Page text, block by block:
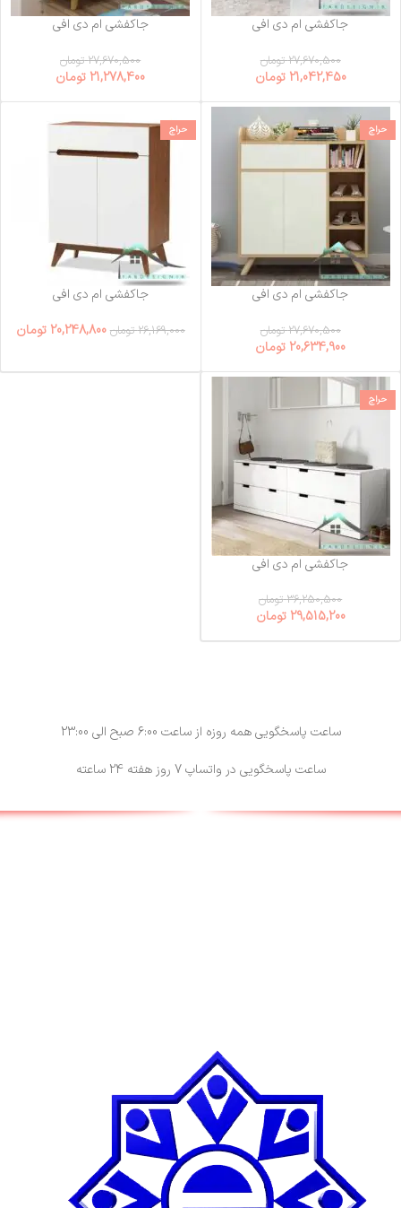
جاکفشی ام دی افی
27,670,500 تومان
21,042,450 تومان
جاکفشی ام دی افی
27,670,500 تومان
21,278,400 تومان
حراج
جاکفشی ام دی افی
27,670,500 تومان
20,634,900 تومان
حراج
جاکفشی ام دی افی
26,169,000 تومان 20,248,800 تومان
حراج
جاکفشی ام دی افی
36,250,500 تومان
29,515,200 تومان
ساعت پاسخگویی همه روزه از ساعت 6:00 صبح الی 23:00
ساعت پاسخگویی در واتساپ 7 روز هفته 24 ساعته